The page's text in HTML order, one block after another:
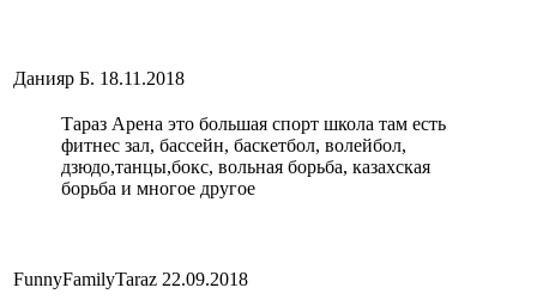
Данияр Б. 18.11.2018
Тараз Арена это большая спорт школа там есть
фитнес зал, бассейн, баскетбол, волейбол,
дзюдо,танцы,бокс, вольная борьба, казахская
борьба и многое другое
FunnyFamilyTaraz 22.09.2018